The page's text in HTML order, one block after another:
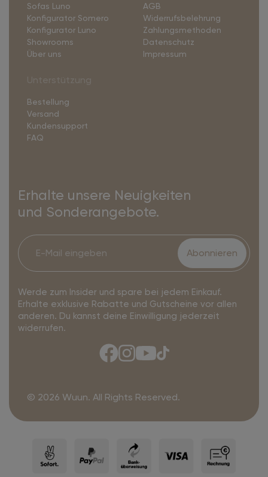
Sofas Luno
Konfigurator Somero
Konfigurator Luno
Showrooms
Über uns
AGB
Widerrufsbelehrung
Zahlungsmethoden
Datenschutz
Impressum
Bestellung
Versand
Kundensupport
FAQ
Erhalte unsere Neuigkeiten
und Sonderangebote.
Abonnieren
Werde zum Insider und spare bei jedem Einkauf.
Erhalte exklusive Rabatte und Gutscheine vor allen
anderen. Du kannst deine Einwilligung jederzeit
widerrufen.
© 2026 Wuun. All Rights Reserved.